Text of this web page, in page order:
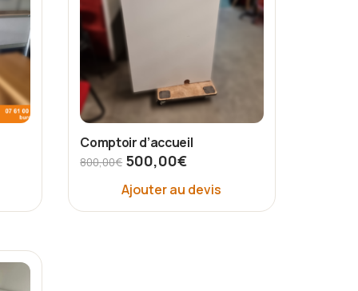
Comptoir d’accueil
800,00€ 500,00€
Ajouter au devis